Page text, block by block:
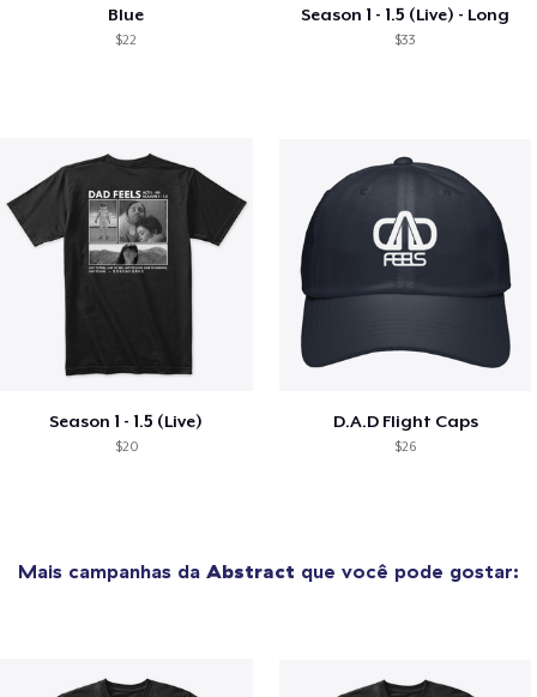
Blue
$22
Season 1 - 1.5 (Live) - Long
$33
Season 1 - 1.5 (Live)
$20
D.A.D Flight Caps
$26
Mais campanhas da Abstract que você pode gostar: